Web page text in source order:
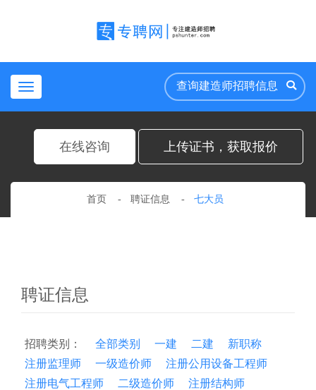
Toggle
navigation
在线咨询 上传证书，获取报价
首页 聘证信息 七大员
聘证信息
招聘类别： 全部类别 一建 二建
新职称
注册监理师
一级造价师
注册公用设备工程师
注册电气工程师
二级造价师
注册结构师